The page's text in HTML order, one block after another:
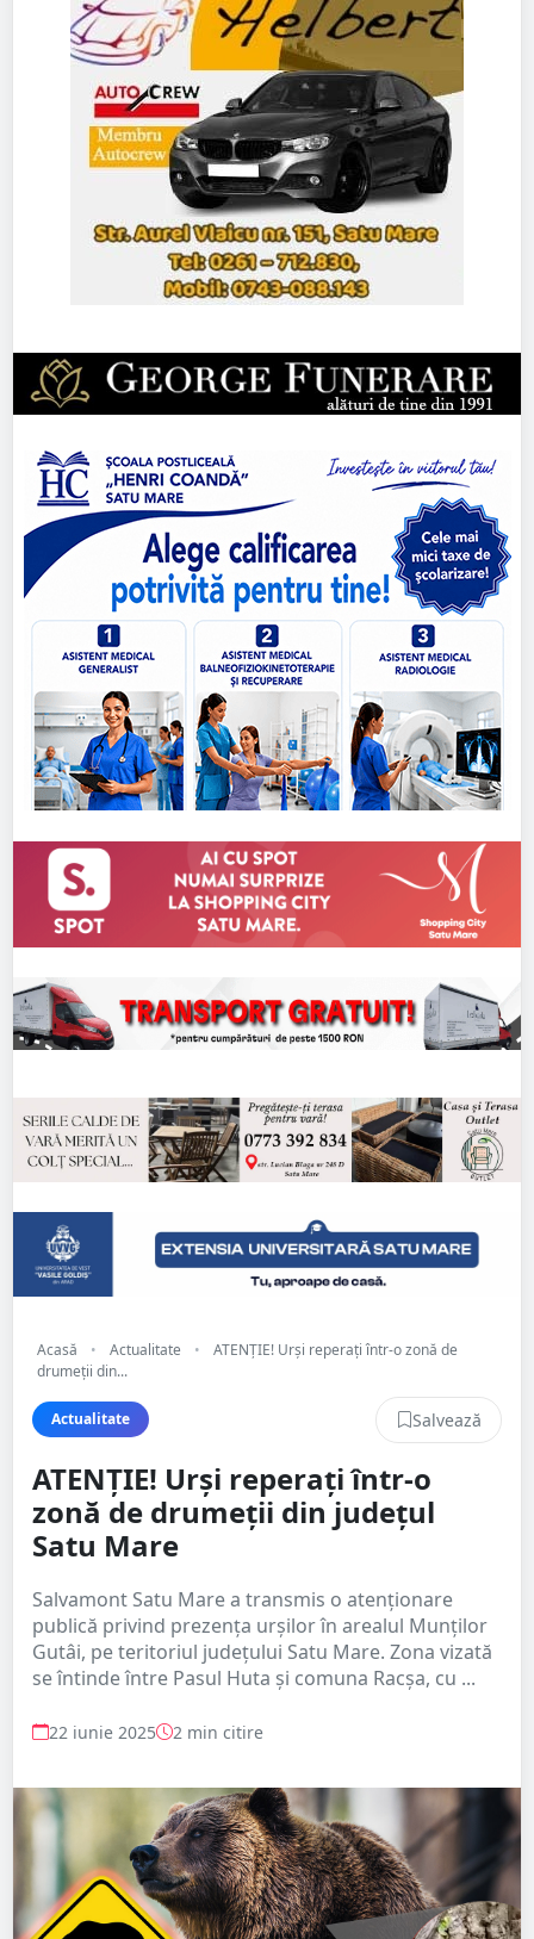
Acasă • Actualitate •
ATENȚIE! Urși reperați într-o zonă de
drumeții din...
Actualitate Salvează
ATENȚIE! Urși reperați într-o
zonă de drumeții din județul
Satu Mare
Salvamont Satu Mare a transmis o atenționare
publică privind prezența urșilor în arealul Munților
Gutâi, pe teritoriul județului Satu Mare. Zona vizată
se întinde între Pasul Huta și comuna Racșa, cu ...
22 iunie 2025 2 min citire